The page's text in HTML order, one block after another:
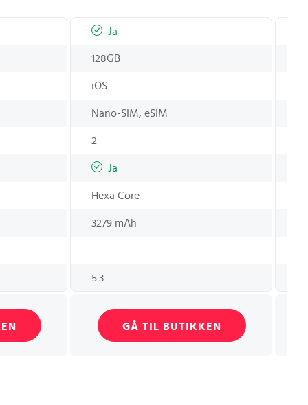
Ja
128GB
iOS
Nano-SIM, eSIM
2
Ja
Hexa Core
3279 mAh
5.3
GÅ TIL BUTIKKEN